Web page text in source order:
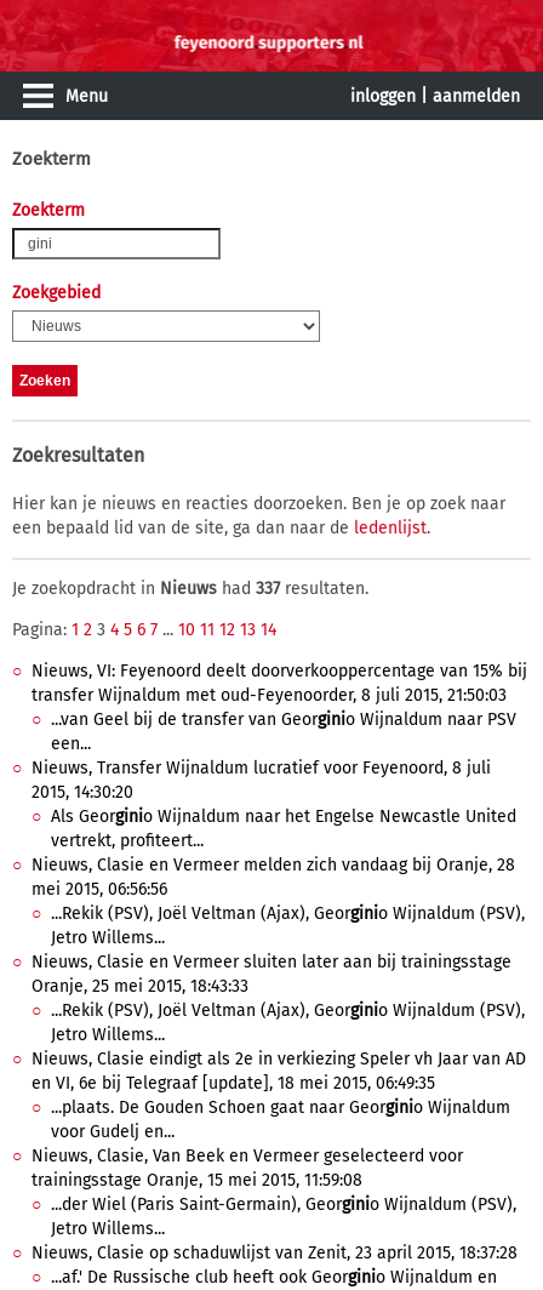
Menu inloggen aanmelden
Zoekterm
Zoekterm
Zoekgebied
Zoekresultaten
Hier kan je nieuws en reacties doorzoeken. Ben je op zoek naar
een bepaald lid van de site, ga dan naar de ledenlijst.
Je zoekopdracht in Nieuws had 337resultaten.
Pagina: 1 2 3 4 5 6 7 ... 10 11 12 13 14
Nieuws, VI: Feyenoord deelt doorverkooppercentage van 15% bij
transfer Wijnaldum met oud-Feyenoorder, 8 juli 2015, 21:50:03
...van Geel bij de transfer van Georginio Wijnaldum naar PSV
een...
Nieuws, Transfer Wijnaldum lucratief voor Feyenoord, 8 juli
2015, 14:30:20
Als Georginio Wijnaldum naar het Engelse Newcastle United
vertrekt, profiteert...
Nieuws, Clasie en Vermeer melden zich vandaag bij Oranje, 28
mei 2015, 06:56:56
...Rekik (PSV), Joël Veltman (Ajax), Georginio Wijnaldum (PSV),
Jetro Willems...
Nieuws, Clasie en Vermeer sluiten later aan bij trainingsstage
Oranje, 25 mei 2015, 18:43:33
...Rekik (PSV), Joël Veltman (Ajax), Georginio Wijnaldum (PSV),
Jetro Willems...
Nieuws, Clasie eindigt als 2e in verkiezing Speler vh Jaar van AD
en VI, 6e bij Telegraaf [update], 18 mei 2015, 06:49:35
...plaats. De Gouden Schoen gaat naar Georginio Wijnaldum
voor Gudelj en...
Nieuws, Clasie, Van Beek en Vermeer geselecteerd voor
trainingsstage Oranje, 15 mei 2015, 11:59:08
...der Wiel (Paris Saint-Germain), Georginio Wijnaldum (PSV),
Jetro Willems...
Nieuws, Clasie op schaduwlijst van Zenit, 23 april 2015, 18:37:28
...af.' De Russische club heeft ook Georginio Wijnaldum en